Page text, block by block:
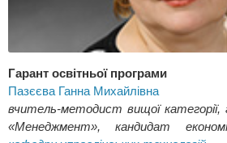
Гарант освітньої програми
Пазєєва Ганна Михайлівна
вчитель-методист вищої категорії,
«Менеджмент», кандидат